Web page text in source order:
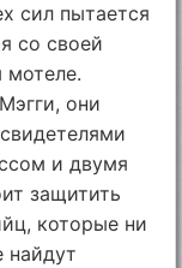
сил пытается
со своей
они
и двумя
защитить
которые ни
найдут